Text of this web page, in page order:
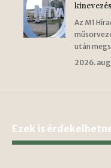
Az M1
után
2026.
Ezek is